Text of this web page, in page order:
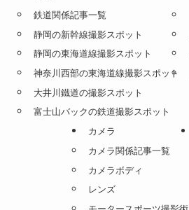
鉄道関係記事一覧
静岡の新幹線撮影スポット
静岡の東海道線撮影スポット
神奈川西部の東海道線撮影スポット
大井川鐵道の撮影スポット
富士山バックの鉄道撮影スポット
カメラ
カメラ関係記事一覧
カメラボディ
レンズ